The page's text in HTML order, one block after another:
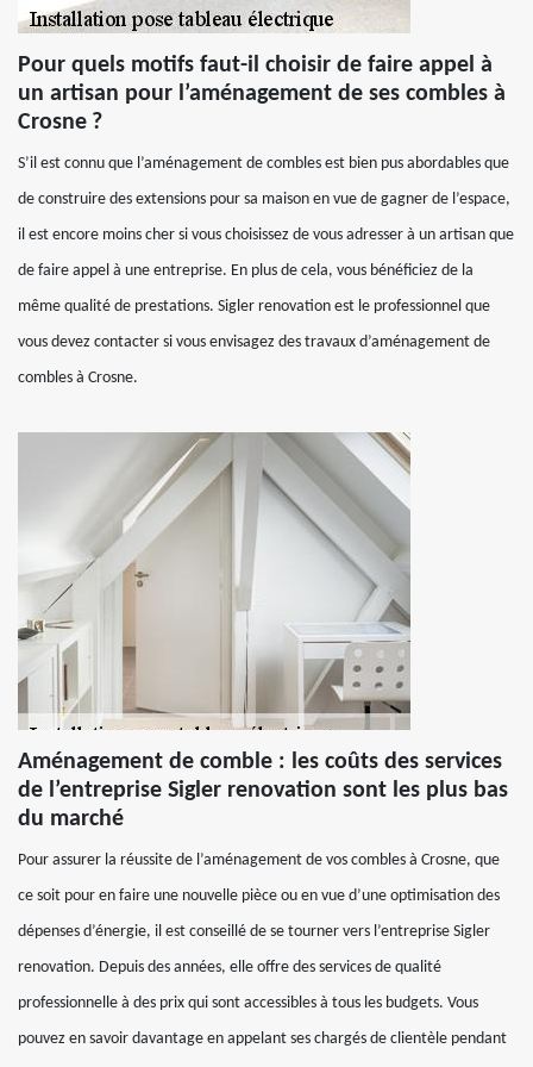
Pour quels motifs faut-il choisir de faire appel à
un artisan pour l’aménagement de ses combles à
Crosne ?
S’il est connu que l’aménagement de combles est bien pus abordables que
de construire des extensions pour sa maison en vue de gagner de l’espace,
il est encore moins cher si vous choisissez de vous adresser à un artisan que
de faire appel à une entreprise. En plus de cela, vous bénéficiez de la
même qualité de prestations. Sigler renovation est le professionnel que
vous devez contacter si vous envisagez des travaux d’aménagement de
combles à Crosne.
Aménagement de comble : les coûts des services
de l’entreprise Sigler renovation sont les plus bas
du marché
Pour assurer la réussite de l’aménagement de vos combles à Crosne, que
ce soit pour en faire une nouvelle pièce ou en vue d’une optimisation des
dépenses d’énergie, il est conseillé de se tourner vers l’entreprise Sigler
renovation. Depuis des années, elle offre des services de qualité
professionnelle à des prix qui sont accessibles à tous les budgets. Vous
pouvez en savoir davantage en appelant ses chargés de clientèle pendant